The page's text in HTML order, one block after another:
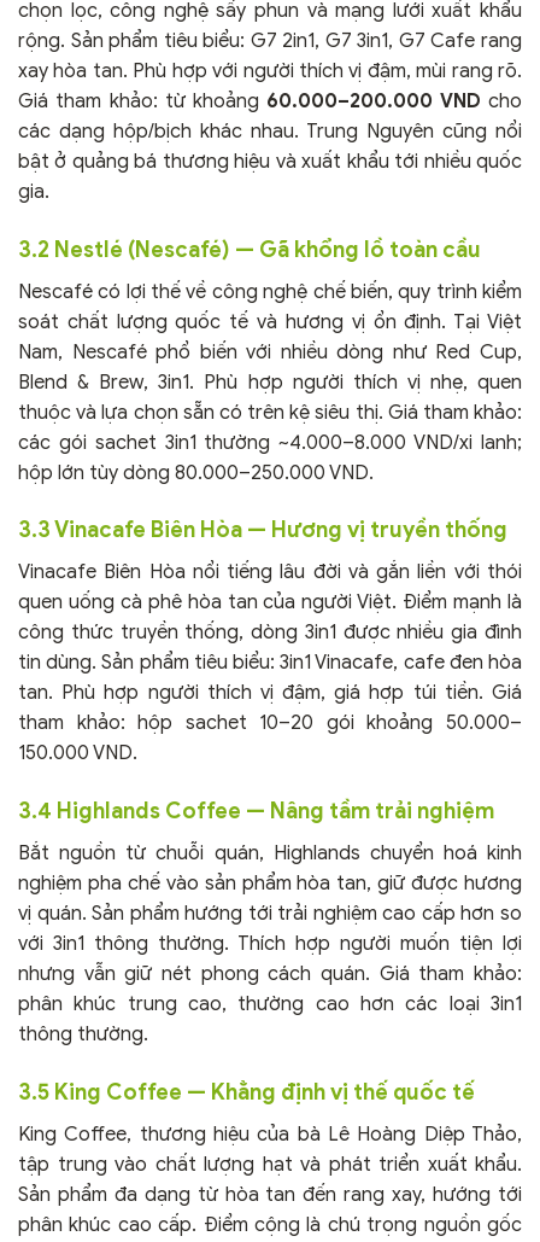
chọn lọc, công nghệ sấy phun và mạng lưới xuất khẩu
rộng. Sản phẩm tiêu biểu: G7 2in1, G7 3in1, G7 Cafe rang
xay hòa tan. Phù hợp với người thích vị đậm, mùi rang rõ.
Giá tham khảo: từ khoảng 60.000–200.000 VND cho
các dạng hộp/bịch khác nhau. Trung Nguyên cũng nổi
bật ở quảng bá thương hiệu và xuất khẩu tới nhiều quốc
gia.
3.2 Nestlé (Nescafé) — Gã khổng lồ toàn cầu
Nescafé có lợi thế về công nghệ chế biến, quy trình kiểm
soát chất lượng quốc tế và hương vị ổn định. Tại Việt
Nam, Nescafé phổ biến với nhiều dòng như Red Cup,
Blend & Brew, 3in1. Phù hợp người thích vị nhẹ, quen
thuộc và lựa chọn sẵn có trên kệ siêu thị. Giá tham khảo:
các gói sachet 3in1 thường ~4.000–8.000 VND/xi lanh;
hộp lớn tùy dòng 80.000–250.000 VND.
3.3 Vinacafe Biên Hòa — Hương vị truyền thống
Vinacafe Biên Hòa nổi tiếng lâu đời và gắn liền với thói
quen uống cà phê hòa tan của người Việt. Điểm mạnh là
công thức truyền thống, dòng 3in1 được nhiều gia đình
tin dùng. Sản phẩm tiêu biểu: 3in1 Vinacafe, cafe đen hòa
tan. Phù hợp người thích vị đậm, giá hợp túi tiền. Giá
tham khảo: hộp sachet 10–20 gói khoảng 50.000–
150.000 VND.
3.4 Highlands Coffee — Nâng tầm trải nghiệm
Bắt nguồn từ chuỗi quán, Highlands chuyển hoá kinh
nghiệm pha chế vào sản phẩm hòa tan, giữ được hương
vị quán. Sản phẩm hướng tới trải nghiệm cao cấp hơn so
với 3in1 thông thường. Thích hợp người muốn tiện lợi
nhưng vẫn giữ nét phong cách quán. Giá tham khảo:
phân khúc trung cao, thường cao hơn các loại 3in1
thông thường.
3.5 King Coffee — Khẳng định vị thế quốc tế
King Coffee, thương hiệu của bà Lê Hoàng Diệp Thảo,
tập trung vào chất lượng hạt và phát triển xuất khẩu.
Sản phẩm đa dạng từ hòa tan đến rang xay, hướng tới
phân khúc cao cấp. Điểm cộng là chú trọng nguồn gốc